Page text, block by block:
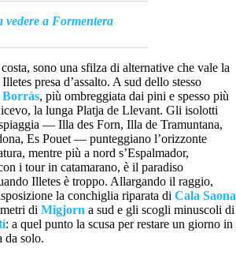
vedere a Formentera
sono una sfilza di alternative che vale la
presa d’assalto. A sud dello stesso
Borràs, più ombreggiata dai pini e spesso più
la lunga Platja de Llevant. Gli isolotti
— Illa des Forn, Illa de Tramuntana,
Es Pouet — punteggiano l’orizzonte
mentre più a nord s’Espalmador,
i tour in catamarano, è il paradiso
Illetes è troppo. Allargando il raggio,
la conchiglia riparata di Cala Saona
di Migjorn a sud e gli scogli minuscoli di
: a quel punto la scusa per restare un giorno in
da solo.